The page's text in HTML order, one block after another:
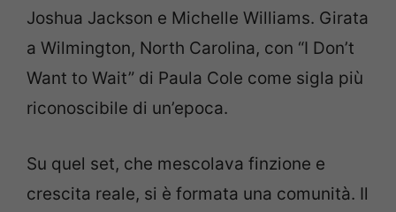
Joshua Jackson e Michelle Williams. Girata
a Wilmington, North Carolina, con “I Don’t
Want to Wait” di Paula Cole come sigla più
riconoscibile di un’epoca.
Su quel set, che mescolava finzione e
crescita reale, si è formata una comunità. Il